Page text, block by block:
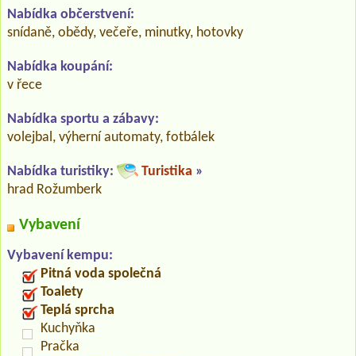
Nabídka občerstvení:
snídaně, obědy, večeře, minutky, hotovky
Nabídka koupání:
v řece
Nabídka sportu a zábavy:
volejbal, výherní automaty, fotbálek
Nabídka turistiky: Turistika »
hrad Rožumberk
Vybavení
Vybavení kempu:
Pitná voda společná
Toalety
Teplá sprcha
Kuchyňka
Pračka